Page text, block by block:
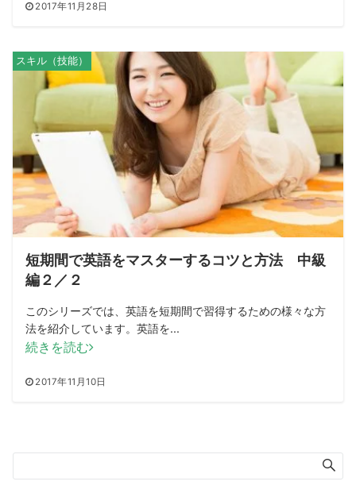
2017年11月28日
スキル（技能）
短期間で英語をマスターするコツと方法 中級
編２／２
このシリーズでは、英語を短期間で習得するための様々な方
法を紹介しています。英語を...
2017年11月10日
続きを読む